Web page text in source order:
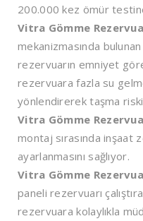
200.000 kez ömür
Vitra Gömme
mekanizmasında
rezervuarın emniyet
rezervuara fazla su
yönlendirerek taşma
Vitra Gömme
montaj sırasında inşaat
ayarlanmasını sağlıyor.
Vitra Gömme
paneli rezervuarı
rezervuara kolaylıkla